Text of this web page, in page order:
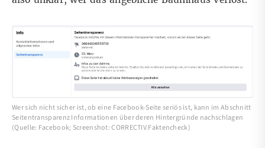
Wer sich nicht sicher ist, ob eine Facebook-Seite seriös ist, kann im Abschnitt
Seitentransparenz Informationen über deren Hintergründe nachschlagen
(Quelle: Facebook; Screenshot: CORRECTIV.Faktencheck)